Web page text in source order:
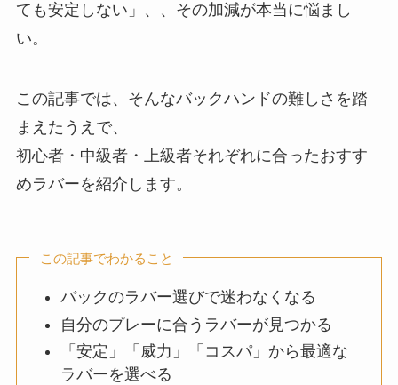
ても安定しない」、、その加減が本当に悩まし
い。
この記事では、そんなバックハンドの難しさを踏
まえたうえで、
初心者・中級者・上級者それぞれに合ったおすす
めラバーを紹介します。
この記事でわかること
バックのラバー選びで迷わなくなる
自分のプレーに合うラバーが見つかる
「安定」「威力」「コスパ」から最適な
ラバーを選べる